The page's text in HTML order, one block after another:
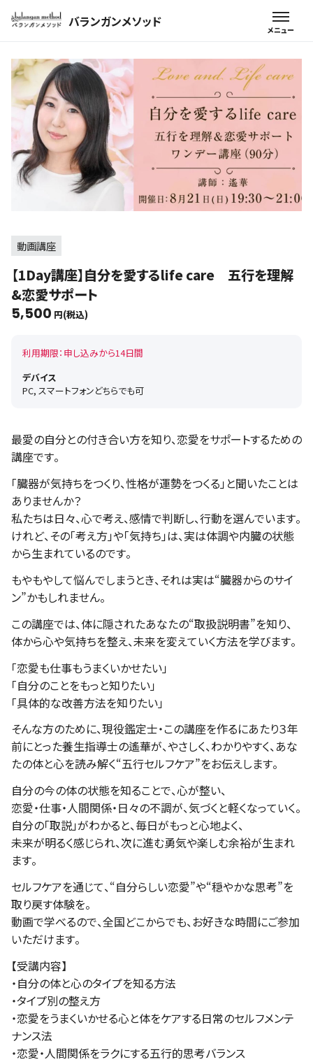
バランガンメソッド
動画講座
【1Day講座】自分を愛するlife care 五行を理解
&恋愛サポート
5,500 円(税込)
利用期限：申し込みから14日間
デバイス
PC, スマートフォンどちらでも可
最愛の自分との付き合い方を知り、恋愛をサポートするための
講座です。
「臓器が気持ちをつくり、性格が運勢をつくる」と聞いたことは
ありませんか？
私たちは日々、心で考え、感情で判断し、行動を選んでいます。
けれど、その「考え方」や「気持ち」は、実は体調や内臓の状態
から生まれているのです。
もやもやして悩んでしまうとき、それは実は“臓器からのサイ
ン”かもしれません。
この講座では、体に隠されたあなたの“取扱説明書”を知り、
体から心や気持ちを整え、未来を変えていく方法を学びます。
「恋愛も仕事もうまくいかせたい」
「自分のことをもっと知りたい」
「具体的な改善方法を知りたい」
そんな方のために、現役鑑定士・この講座を作るにあたり３年
前にとった養生指導士の遙華が、やさしく、わかりやすく、あな
たの体と心を読み解く“五行セルフケア”をお伝えします。
自分の今の体の状態を知ることで、心が整い、
恋愛・仕事・人間関係・日々の不調が、気づくと軽くなっていく。
自分の「取説」がわかると、毎日がもっと心地よく、
未来が明るく感じられ、次に進む勇気や楽しむ余裕が生まれ
ます。
セルフケアを通じて、“自分らしい恋愛”や“穏やかな思考”を
取り戻す体験を。
動画で学べるので、全国どこからでも、お好きな時間にご参加
いただけます。
【受講内容】
・自分の体と心のタイプを知る方法
・タイプ別の整え方
・恋愛をうまくいかせる心と体をケアする日常のセルフメンテ
ナンス法
・恋愛・人間関係をラクにする五行的思考バランス